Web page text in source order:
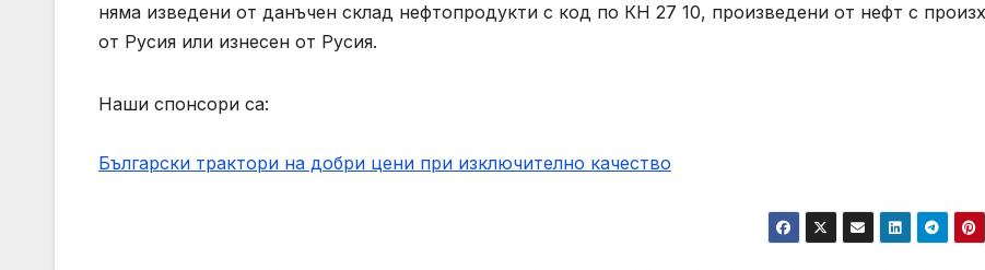
няма изведени от данъчен склад нефтопродукти с код по КН 27 10, произведени от нефт с
от Русия или изнесен от Русия.
Наши спонсори са:
Български трактори на добри цени при изключително качество